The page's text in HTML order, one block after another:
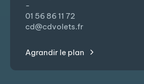
-
01 56 86 11 72
cd@cdvolets.fr
Agrandir le plan